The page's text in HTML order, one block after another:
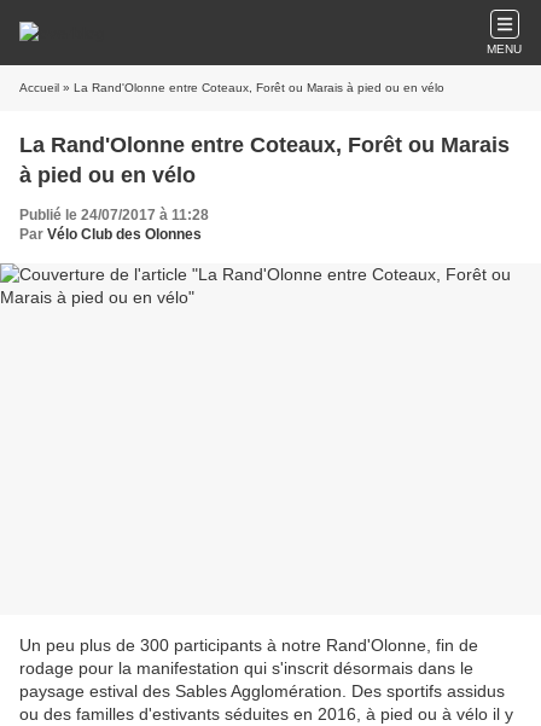
MENU
Accueil » La Rand'Olonne entre Coteaux, Forêt ou Marais à pied ou en vélo
La Rand'Olonne entre Coteaux, Forêt ou Marais
à pied ou en vélo
Publié le 24/07/2017 à 11:28
Par Vélo Club des Olonnes
Un peu plus de 300 participants à notre Rand'Olonne, fin de
rodage pour la manifestation qui s'inscrit désormais dans le
paysage estival des Sables Agglomération. Des sportifs assidus
ou des familles d'estivants séduites en 2016, à pied ou à vélo il y